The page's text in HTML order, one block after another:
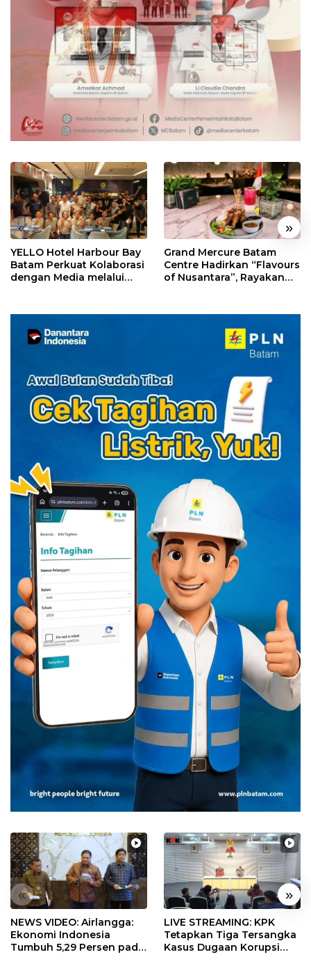
« »
YELLO Hotel Harbour Bay
Batam Perkuat Kolaborasi
dengan Media melalui
Grand Mercure Batam
Centre Hadirkan “Flavours
of Nusantara”, Rayakan
« »
NEWS VIDEO: Airlangga:
Ekonomi Indonesia
Tumbuh 5,29 Persen pada
LIVE STREAMING: KPK
Tetapkan Tiga Tersangka
Kasus Dugaan Korupsi